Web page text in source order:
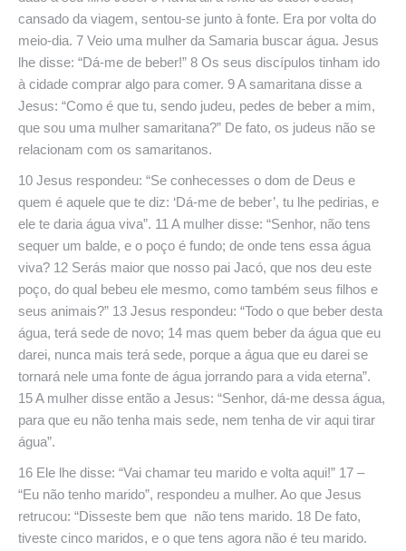
cansado da viagem, sentou-se junto à fonte. Era por volta do
meio-dia. 7 Veio uma mulher da Samaria buscar água. Jesus
lhe disse: “Dá-me de beber!” 8 Os seus discípulos tinham ido
à cidade comprar algo para comer. 9 A samaritana disse a
Jesus: “Como é que tu, sendo judeu, pedes de beber a mim,
que sou uma mulher samaritana?” De fato, os judeus não se
relacionam com os samaritanos.
10 Jesus respondeu: “Se conhecesses o dom de Deus e
quem é aquele que te diz: ‘Dá-me de beber’, tu lhe pedirias, e
ele te daria água viva”. 11 A mulher disse: “Senhor, não tens
sequer um balde, e o poço é fundo; de onde tens essa água
viva? 12 Serás maior que nosso pai Jacó, que nos deu este
poço, do qual bebeu ele mesmo, como também seus filhos e
seus animais?” 13 Jesus respondeu: “Todo o que beber desta
água, terá sede de novo; 14 mas quem beber da água que eu
darei, nunca mais terá sede, porque a água que eu darei se
tornará nele uma fonte de água jorrando para a vida eterna”.
15 A mulher disse então a Jesus: “Senhor, dá-me dessa água,
para que eu não tenha mais sede, nem tenha de vir aqui tirar
água”.
16 Ele lhe disse: “Vai chamar teu marido e volta aqui!” 17 –
“Eu não tenho marido”, respondeu a mulher. Ao que Jesus
retrucou: “Disseste bem que não tens marido. 18 De fato,
tiveste cinco maridos, e o que tens agora não é teu marido.